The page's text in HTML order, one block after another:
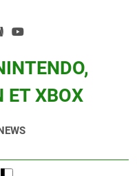
ET XBOX
Entre Autres